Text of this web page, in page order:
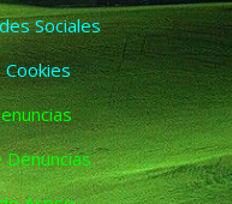
Sociales